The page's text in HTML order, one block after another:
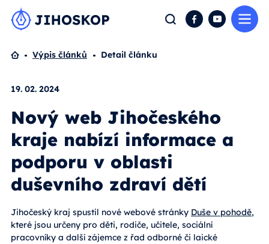
Hledat FacebookYouTube
Domů
Výpis článků Detail článku
19. 02. 2024
Nový web Jihočeského
kraje nabízí informace a
podporu v oblasti
duševního zdraví dětí
Jihočeský kraj spustil nové webové stránky Duše v pohodě,
které jsou určeny pro děti, rodiče, učitele, sociální
pracovníky a další zájemce z řad odborné či laické